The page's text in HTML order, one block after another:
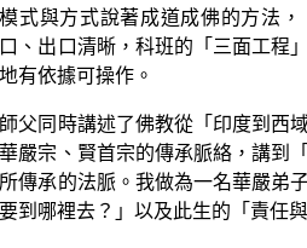
模式與方式說著成道成佛的方法
口、出口清晰，科班的「三面工程
地有依據可操作。
師父同時講述了佛教從「印度到西
華嚴宗、賢首宗的傳承脈絡，講到
所傳承的法脈。我做為一名華嚴弟
要到哪裡去？」以及此生的「責任